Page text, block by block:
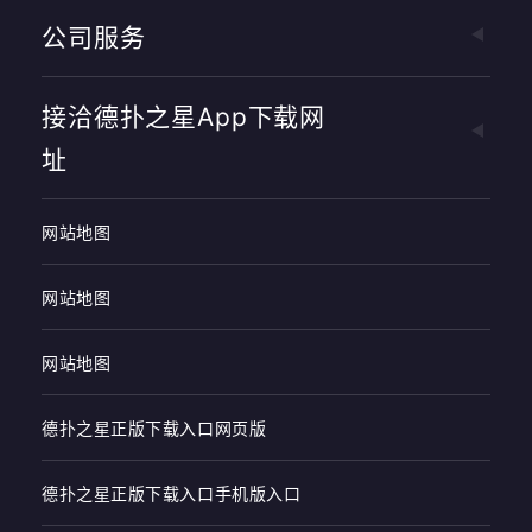
公司服务
接洽德扑之星app下载网
址
网站地图
网站地图
网站地图
德扑之星正版下载入口网页版
德扑之星正版下载入口手机版入口